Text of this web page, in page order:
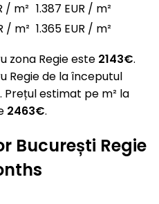
/ m² 1.387 EUR / m²
/ m² 1.365 EUR / m²
zona Regie este 2143€.
Regie de la începutul
. Prețul estimat pe m² la
2463€.
București Regie